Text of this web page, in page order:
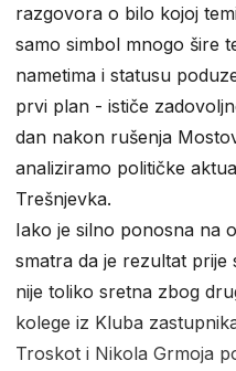
razgovora o bilo kojoj
samo simbol mnogo šire
nametima i statusu
prvi plan - ističe
dan nakon rušenja
analiziramo političke
Trešnjevka.
Iako je silno ponosna na
smatra da je rezultat prije
nije toliko sretna zbog
kolege iz Kluba
Troskot i Nikola Grmoja